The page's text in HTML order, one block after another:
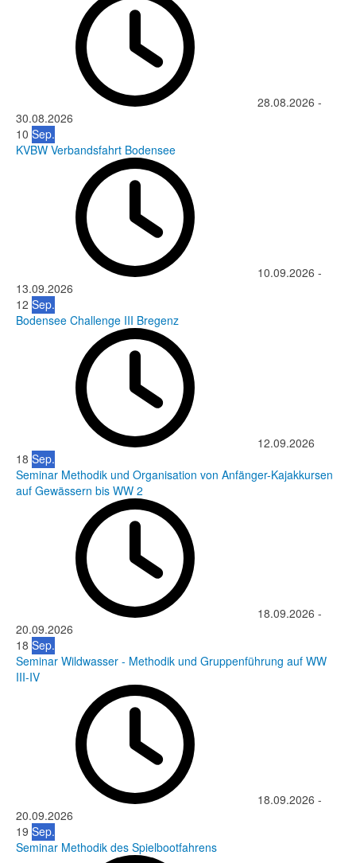
28.08.2026 -
30.08.2026
10 Sep.
KVBW Verbandsfahrt Bodensee
10.09.2026 -
13.09.2026
12 Sep.
Bodensee Challenge III Bregenz
12.09.2026
18 Sep.
Seminar Methodik und Organisation von Anfänger-Kajakkursen
auf Gewässern bis WW 2
18.09.2026 -
20.09.2026
18 Sep.
Seminar Wildwasser - Methodik und Gruppenführung auf WW
III-IV
18.09.2026 -
20.09.2026
19 Sep.
Seminar Methodik des Spielbootfahrens